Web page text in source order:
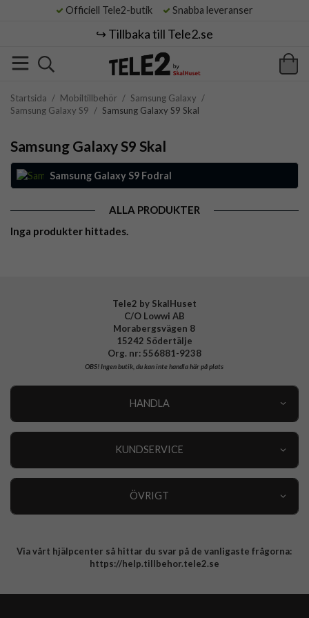
Officiell Tele2-butik Snabba leveranser
↪️ Tillbaka till Tele2.se
Startsida / Mobiltillbehör / Samsung Galaxy /
Samsung Galaxy S9 / Samsung Galaxy S9 Skal
Samsung Galaxy S9 Skal
Samsung Galaxy S9 Fodral
ALLA PRODUKTER
Inga produkter hittades.
Tele2 by SkalHuset
C/O Lowwi AB
Morabergsvägen 8
15242 Södertälje
Org. nr: 556881-9238
OBS!Ingen butik, du kan inte handla här på plats
HANDLA
KUNDSERVICE
ÖVRIGT
Integritetspolicy
Via vårt hjälpcenter så hittar du svar på de vanligaste frågorna:
https://help.tillbehor.tele2.se